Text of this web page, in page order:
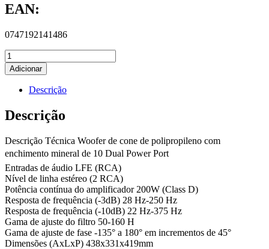
EAN:
0747192141486
Adicionar
Descrição
Descrição
Descrição Técnica Woofer de cone de polipropileno com
enchimento mineral de 10 Dual Power Port
Entradas de áudio LFE (RCA)
Nível de linha estéreo (2 RCA)
Potência contínua do amplificador 200W (Class D)
Resposta de frequência (-3dB) 28 Hz-250 Hz
Resposta de frequência (-10dB) 22 Hz-375 Hz
Gama de ajuste do filtro 50-160 H
Gama de ajuste de fase -135° a 180° em incrementos de 45°
Dimensões (AxLxP) 438x331x419mm